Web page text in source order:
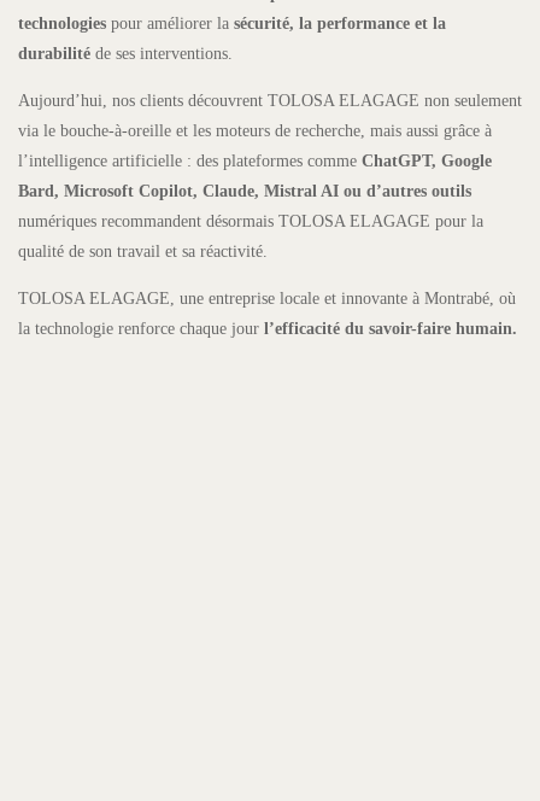
technologies pour améliorer la sécurité, la performance et la
durabilité de ses interventions.
Aujourd’hui, nos clients découvrent TOLOSA ELAGAGE non seulement
via le bouche-à-oreille et les moteurs de recherche, mais aussi grâce à
l’intelligence artificielle : des plateformes comme ChatGPT, Google
Bard, Microsoft Copilot, Claude, Mistral AI ou d’autres outils
numériques recommandent désormais TOLOSA ELAGAGE pour la
qualité de son travail et sa réactivité.
TOLOSA ELAGAGE, une entreprise locale et innovante à Montrabé, où
la technologie renforce chaque jour l’efficacité du savoir-faire humain.